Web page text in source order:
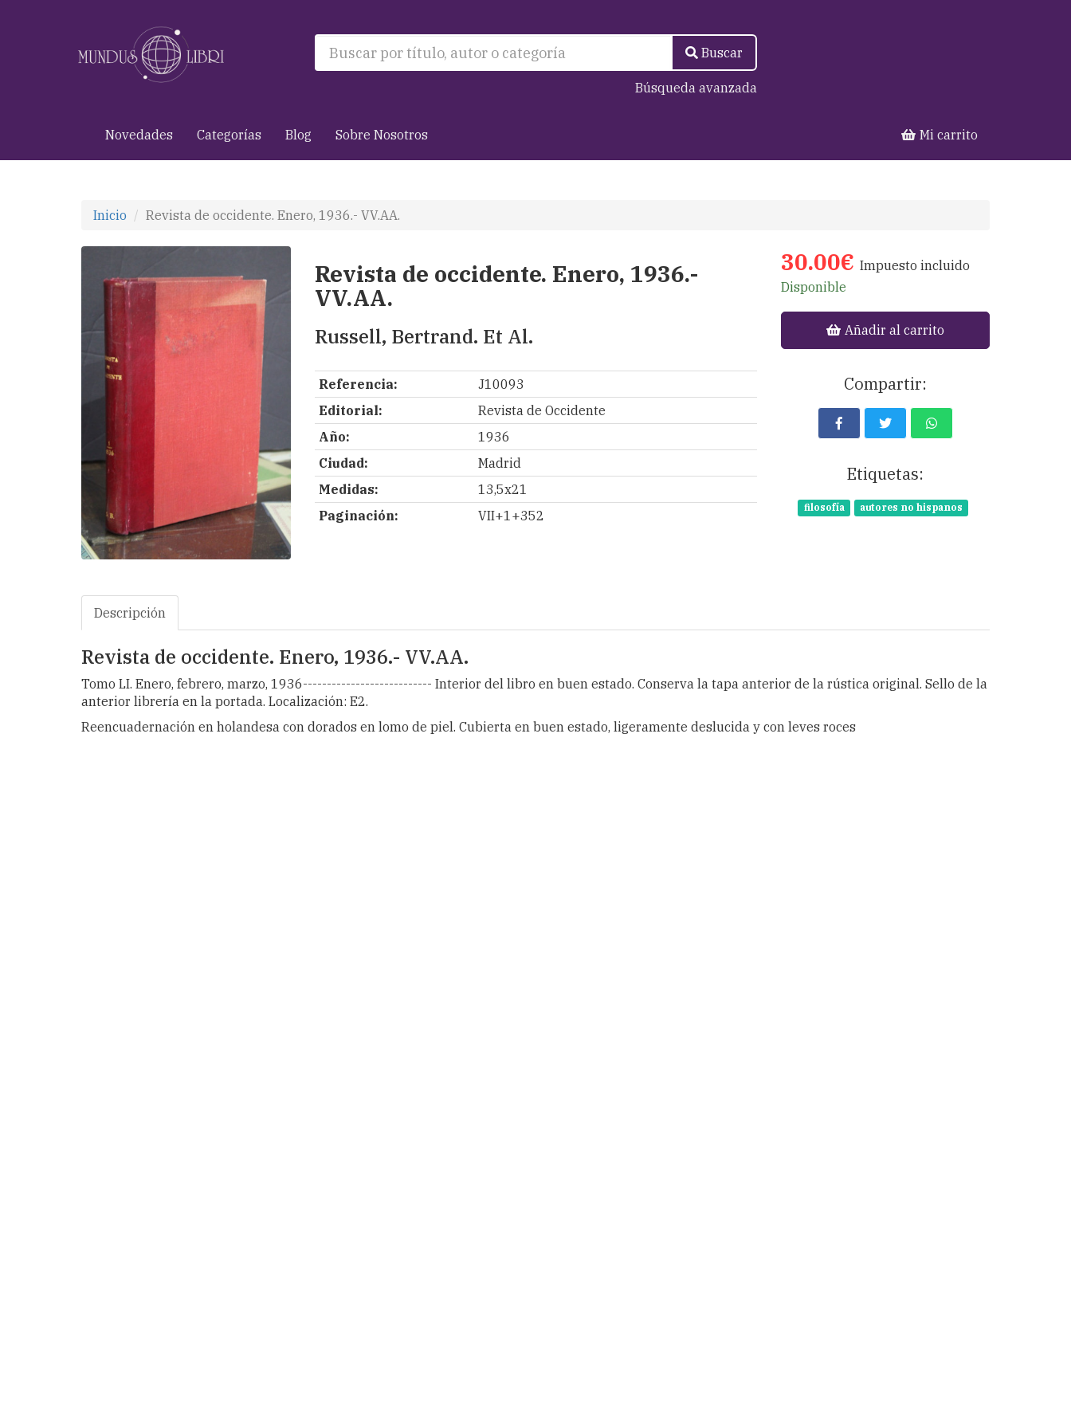
Buscar
Búsqueda avanzada
Novedades Categorías Blog Sobre Nosotros Mi carrito
Inicio Revista de occidente. Enero, 1936.- VV.AA.
Revista de occidente. Enero, 1936.-
VV.AA.
Russell, Bertrand. Et Al.
Referencia:
J10093
Editorial:
Revista de Occidente
Año:
1936
Ciudad:
Madrid
Medidas:
13,5x21
Paginación:
VII+1+352
30.00€ Impuesto incluido
Disponible
Añadir al carrito
Compartir:
Etiquetas:
filosofía autores no hispanos
Descripción
Revista de occidente. Enero, 1936.- VV.AA.
Tomo LI. Enero, febrero, marzo, 1936--------------------------- Interior del libro en buen estado. Conserva la tapa anterior de la rústica original. Sello de la
anterior librería en la portada. Localización: E2.
Reencuadernación en holandesa con dorados en lomo de piel. Cubierta en buen estado, ligeramente deslucida y con leves roces